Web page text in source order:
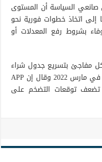
السياسة أن المستوى
إلى اتخاذ خطوات فورية نحو
بشروط رفع المعدلات أو
مفاجئ بتسريع جدول شراء
الأصول للأشهر القادمة خلال اجتماعه في مارس 2022 وقال إن APP
تضعف توقعات التضخم على